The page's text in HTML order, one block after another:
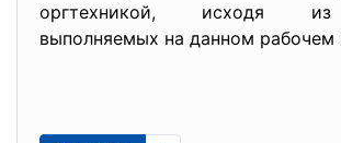
оргтехникой, исходя
выполняемых на данном рабочем